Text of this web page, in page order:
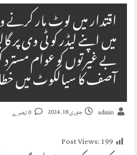
اقتدار میں لوٹ مار
میں اپنے لیڈر کو ٹی وی پر
بے غیرتوں کو عوام
آصف کا سیالکوٹ میں
admin جنوری 18, 2024
Post Views:199